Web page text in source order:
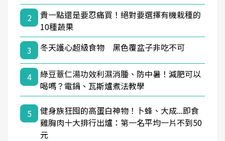
2
貴一點還是要忍痛買！絕對要選擇有機栽種的
10種蔬果
3
冬天護心超級食物 黑色覆盆子非吃不可
4
綠豆薏仁湯功效利濕消腫、防中暑！減肥可以
喝嗎？電鍋、瓦斯爐煮法教學
5
健身族狂囤的高蛋白神物！卜蜂、大成...即食
雞胸肉十大排行出爐：第一名平均一片不到50
元